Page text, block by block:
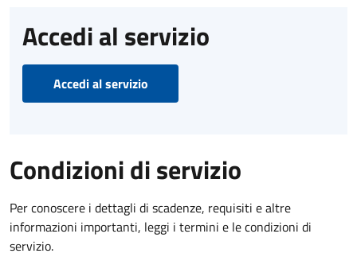
Accedi al servizio
Accedi al servizio
Condizioni di servizio
Per conoscere i dettagli di scadenze, requisiti e altre
informazioni importanti, leggi i termini e le condizioni di
servizio.